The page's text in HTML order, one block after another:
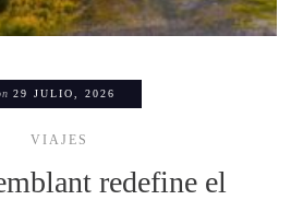
29 JULIO, 2026
VIAJES
redefine el